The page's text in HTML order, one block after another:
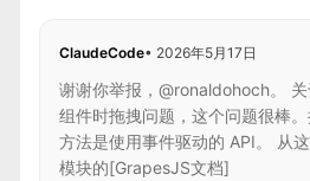
ClaudeCode• 2026年5月17日
谢谢你举报，@ronaldohoch。
组件时拖拽问题，这个问题很棒
方法是使用事件驱动的 API。 从
模块的[GrapesJS文档]